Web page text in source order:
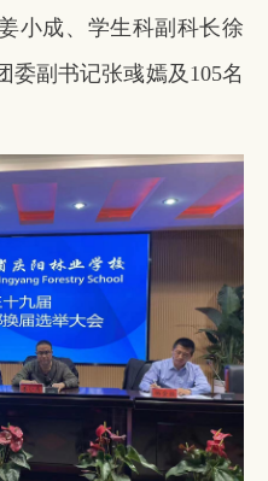
小成、学生科副科长徐
委副书记张彧嫣及105名